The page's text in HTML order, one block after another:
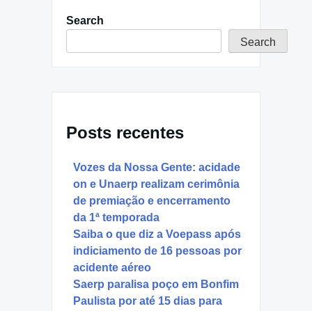
Search
Search
Posts recentes
Vozes da Nossa Gente: acidade
on e Unaerp realizam cerimônia
de premiação e encerramento
da 1ª temporada
Saiba o que diz a Voepass após
indiciamento de 16 pessoas por
acidente aéreo
Saerp paralisa poço em Bonfim
Paulista por até 15 dias para